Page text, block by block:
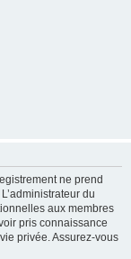
ne prend
du
aux membres
pris connaissance
privée. Assurez-vous